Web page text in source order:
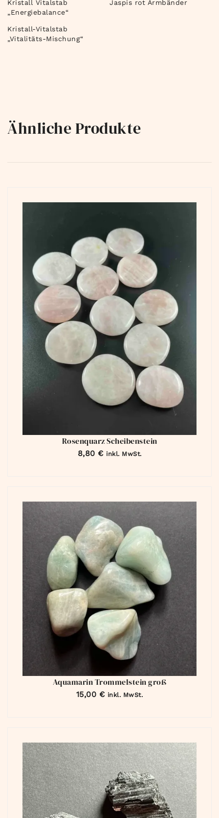
Kristall Vitalstab
„Energiebalance“
Jaspis rot Armbänder
Kristall-Vitalstab
„Vitalitäts-Mischung“
Ähnliche Produkte
Rosenquarz Scheibenstein
8,80 € inkl. MwSt.
Aquamarin Trommelstein groß
15,00 € inkl. MwSt.